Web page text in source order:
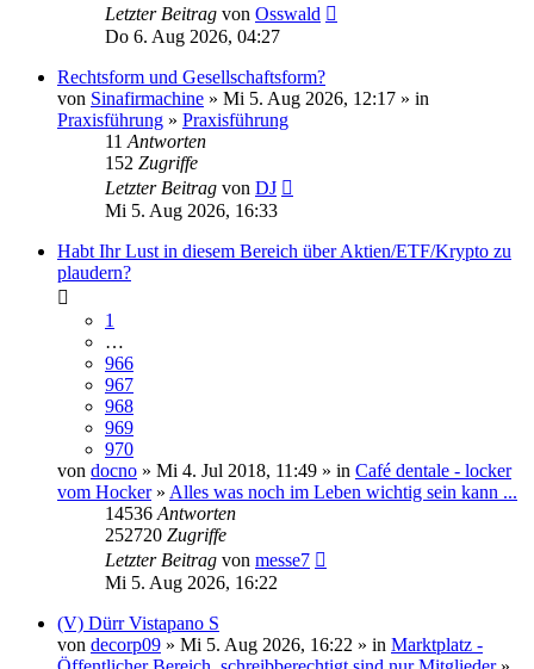
Letzter Beitrag von Osswald
Do 6. Aug 2026, 04:27
Rechtsform und Gesellschaftsform?
von Sinafirmachine » Mi 5. Aug 2026, 12:17 » in
Praxisführung » Praxisführung
11 Antworten
152 Zugriffe
Letzter Beitrag von DJ
Mi 5. Aug 2026, 16:33
Habt Ihr Lust in diesem Bereich über Aktien/ETF/Krypto zu
plaudern?
1
…
966
967
968
969
970
von docno » Mi 4. Jul 2018, 11:49 » in Café dentale - locker
vom Hocker» Alles was noch im Leben wichtig sein kann ...
14536 Antworten
252720 Zugriffe
Letzter Beitrag von messe7
Mi 5. Aug 2026, 16:22
(V) Dürr Vistapano S
von decorp09 » Mi 5. Aug 2026, 16:22 » in Marktplatz -